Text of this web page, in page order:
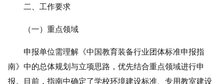
二、工作要求
（一）重点领域
申报单位需理解《中国教育装备行业团体标准申报指
南》中的总体规划与立项思路，优先结合重点领域进行申
报。目前，指南中确定了学校环境建设标准、专用教室建设